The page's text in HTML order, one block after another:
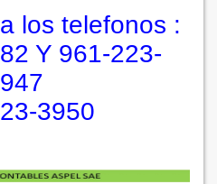
los telefonos :
Y 961-223-
3950